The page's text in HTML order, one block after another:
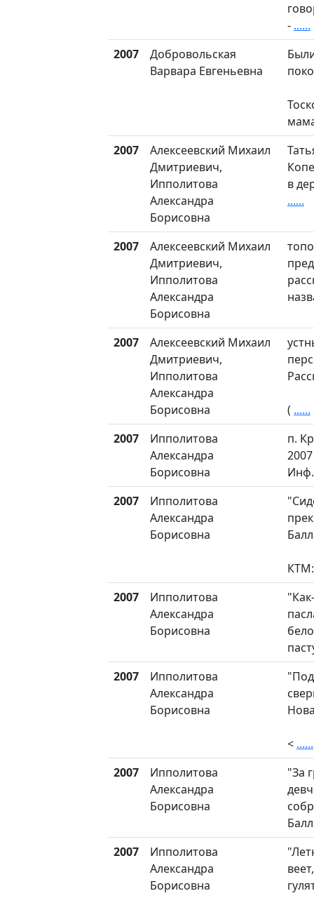
- ......
2007
Добровольская
Варвара Евгеньевна
2007
Алексеевский Михаил
Дмитриевич,
Ипполитова
Александра
Борисовна
в
......
2007
Алексеевский Михаил
Дмитриевич,
Ипполитова
Александра
Борисовна
2007
Алексеевский Михаил
Дмитриевич,
Ипполитова
Александра
Борисовна
( ......
2007
Ипполитова
Александра
Борисовна
п.
2007
2007
Ипполитова
Александра
Борисовна
2007
Ипполитова
Александра
Борисовна
2007
Ипполитова
Александра
Борисовна
< ......
2007
Ипполитова
Александра
Борисовна
"За
2007
Ипполитова
Александра
Борисовна